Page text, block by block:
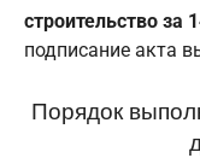
строительство за
подписание акта
Порядок